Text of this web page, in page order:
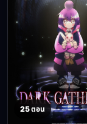
25 ตอน